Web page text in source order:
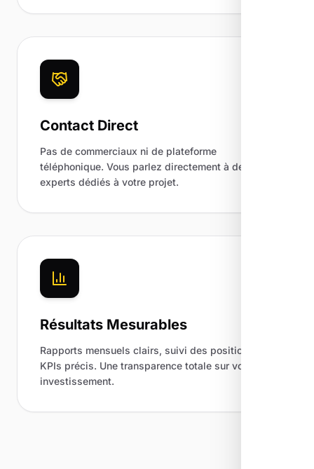
Contact Direct
Pas de commerciaux ni de plateforme
téléphonique. Vous parlez directement à des
experts dédiés à votre projet.
Résultats Mesurables
Rapports mensuels clairs, suivi des positions et
KPIs précis. Une transparence totale sur votre
investissement.